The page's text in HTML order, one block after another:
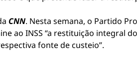
CNN. Nesta semana, o Partido
ao INSS “a restituição integral
fonte de custeio”.